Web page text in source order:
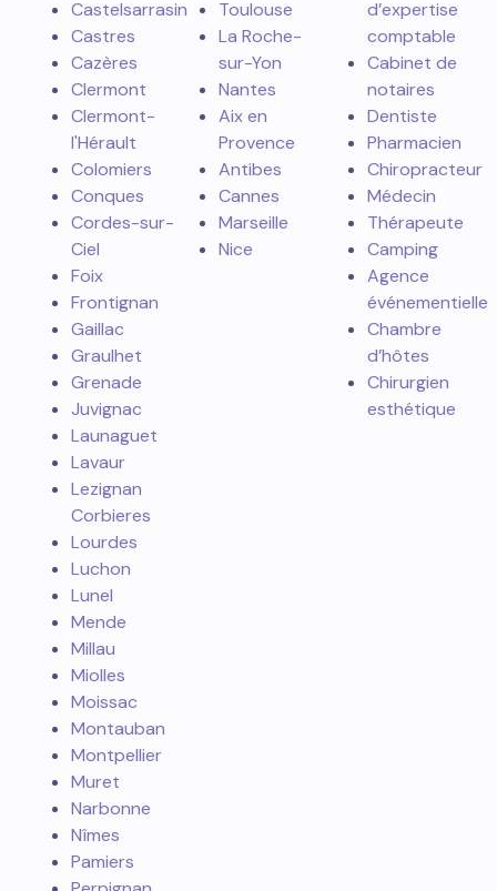
Castelsarrasin
Castres
Cazères
Clermont
Clermont-
l'Hérault
Colomiers
Conques
Cordes-sur-
Ciel
Foix
Frontignan
Gaillac
Graulhet
Grenade
Juvignac
Launaguet
Lavaur
Lezignan
Corbieres
Lourdes
Luchon
Lunel
Mende
Millau
Miolles
Moissac
Montauban
Montpellier
Muret
Narbonne
Nîmes
Pamiers
Toulouse
La Roche-
sur-Yon
Nantes
Aix en
Provence
Antibes
Cannes
Marseille
Nice
d’expertise
comptable
Cabinet de
notaires
Dentiste
Pharmacien
Chiropracteur
Médecin
Thérapeute
Camping
Agence
événementielle
Chambre
d’hôtes
Chirurgien
esthétique